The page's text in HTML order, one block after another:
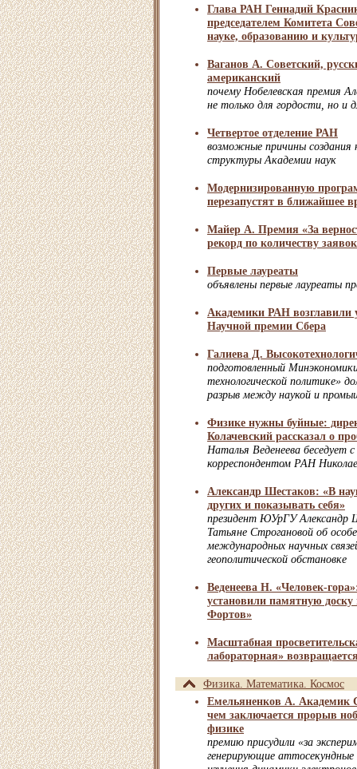
Глава РАН Геннадий
председателем Комитета
науке, образованию и
Ваганов А. Советский,
американский
почему Нобелевская премия
не только для гордости, но и
Четвертое отделение РАН
возможные причины создания
структуры Академии наук
Модернизированную
перезапустят в ближайшее
Майер А. Премия «За
рекорд по количеству
Первые лауреаты
объявлены первые лауреаты
Академики РАН возглавили
Научной премии Сбера
Галиева Д.
подготовленный
технологической политике»
разрыв между наукой и
Физике нужны буйные:
Колачевский рассказал о
Наталья Веденеева беседует
корреспондентом РАН
Александр Шестаков: «В
других и показывать себя»
президент ЮУрГУ Александр
Татьяне Строгановой об
международных научных
геополитической обстановке
Веденеева Н. «Человек-
установили памятную
Фортов»
Масштабная
лабораторная»
Физика. Математика. Космос
Емельяненков А. Академик
чем заключается прорыв
физике
премию присудили «за
генерирующие аттосекундные